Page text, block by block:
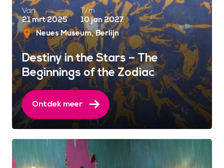
Van
21 mrt 2025
T/m
10 jan 2027
Neues Museum Berlijn
Destiny in the Stars – The
Beginnings of the Zodiac
Ontdek meer